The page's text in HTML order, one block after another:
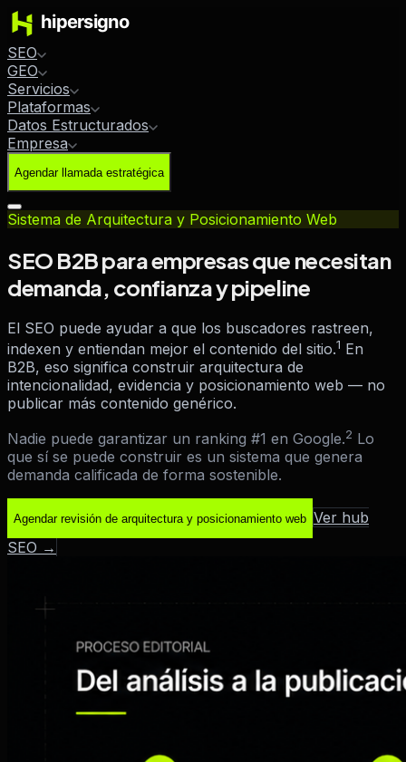
SEO
GEO
Servicios
Plataformas
Datos Estructurados
Empresa
Agendar llamada estratégica
Sistema de Arquitectura y Posicionamiento Web
SEO B2B para empresas que necesitan
demanda, confianza y pipeline
El SEO puede ayudar a que los buscadores rastreen,
indexen y entiendan mejor el contenido del sitio.1 En
B2B, eso significa construir arquitectura de
intencionalidad, evidencia y posicionamiento web — no
publicar más contenido genérico.
Nadie puede garantizar un ranking #1 en Google.2 Lo
que sí se puede construir es un sistema que genera
demanda calificada de forma sostenible.
Agendar revisión de arquitectura y posicionamiento web Ver hub
SEO →